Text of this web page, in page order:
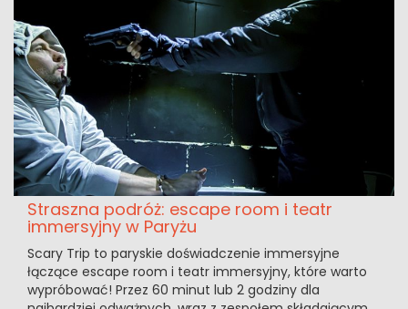
Straszna podróż: escape room i teatr
immersyjny w Paryżu
Scary Trip to paryskie doświadczenie immersyjne
łączące escape room i teatr immersyjny, które warto
wypróbować! Przez 60 minut lub 2 godziny dla